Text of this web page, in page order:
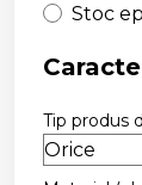
Stoc
Tip produs